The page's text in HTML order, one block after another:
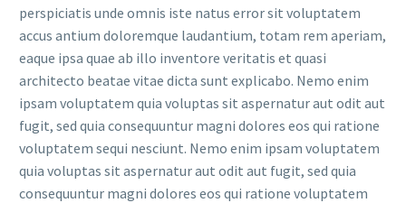
perspiciatis unde omnis iste natus error sit voluptatem
accus antium doloremque laudantium, totam rem aperiam,
eaque ipsa quae ab illo inventore veritatis et quasi
architecto beatae vitae dicta sunt explicabo. Nemo enim
ipsam voluptatem quia voluptas sit aspernatur aut odit aut
fugit, sed quia consequuntur magni dolores eos qui ratione
voluptatem sequi nesciunt. Nemo enim ipsam voluptatem
quia voluptas sit aspernatur aut odit aut fugit, sed quia
consequuntur magni dolores eos qui ratione voluptatem